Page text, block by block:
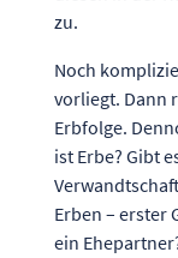
zu.
Noch
vorliegt. Dann
Erbfolge.
ist Erbe? Gibt
Erben – erster
ein